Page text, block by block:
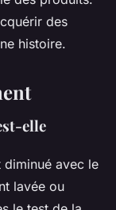
des
histoire.
elle
diminué avec le
lavée ou